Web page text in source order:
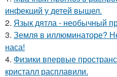
инфекций у детей вышел.
2. Язык дятла - необычный
3. Земля в иллюминаторе?
наса!
4. Физики впервые
кристалл расплавили.